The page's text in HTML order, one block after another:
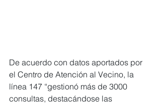
De acuerdo con datos aportados por
el Centro de Atención al Vecino, la
línea 147 “gestionó más de 3000
consultas, destacándose las